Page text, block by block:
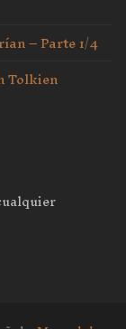
– Parte 1/4
Tolkien